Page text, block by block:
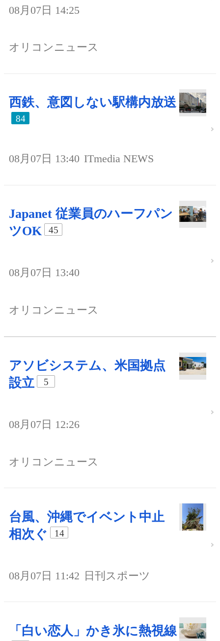
08月07日 14:25
オリコンニュース
西鉄、意図しない駅構内放送
84
08月07日 13:40 ITmedia NEWS
Japanet 従業員のハーフパン
ツOK
45
08月07日 13:40
オリコンニュース
アソビシステム、米国拠点
設立
5
08月07日 12:26
オリコンニュース
台風、沖縄でイベント中止
相次ぐ
14
08月07日 11:42 日刊スポーツ
「白い恋人」かき氷に熱視線